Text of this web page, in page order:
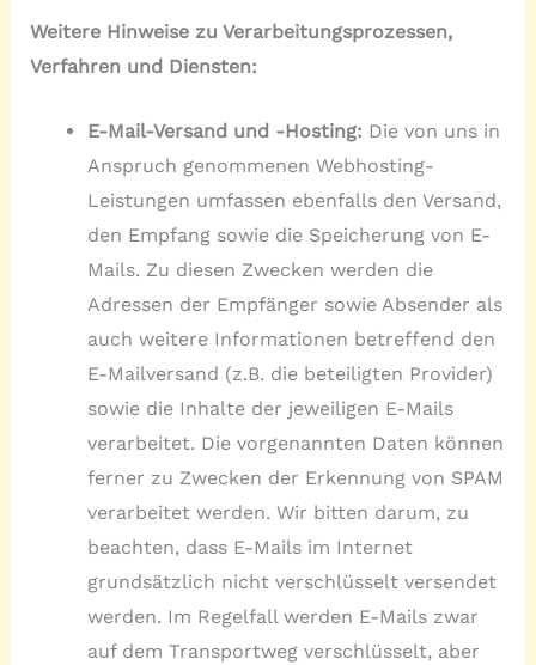
Weitere Hinweise zu Verarbeitungsprozessen,
Verfahren und Diensten:
E-Mail-Versand und -Hosting: Die von uns in
Anspruch genommenen Webhosting-
Leistungen umfassen ebenfalls den Versand,
den Empfang sowie die Speicherung von E-
Mails. Zu diesen Zwecken werden die
Adressen der Empfänger sowie Absender als
auch weitere Informationen betreffend den
E-Mailversand (z.B. die beteiligten Provider)
sowie die Inhalte der jeweiligen E-Mails
verarbeitet. Die vorgenannten Daten können
ferner zu Zwecken der Erkennung von SPAM
verarbeitet werden. Wir bitten darum, zu
beachten, dass E-Mails im Internet
grundsätzlich nicht verschlüsselt versendet
werden. Im Regelfall werden E-Mails zwar
auf dem Transportweg verschlüsselt, aber